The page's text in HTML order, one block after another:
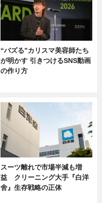
“バズる”カリスマ美容師たち
が明かす 引きつけるSNS動画
の作り方
スーツ離れで市場半減も増
益 クリーニング大手『白洋
舍』生存戦略の正体